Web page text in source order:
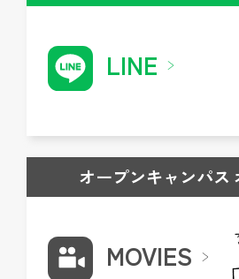
LINE
オープンキャンパス
MOVIES